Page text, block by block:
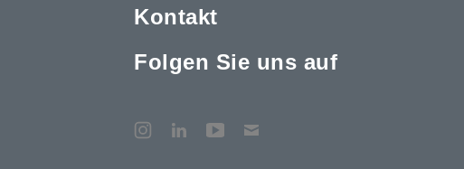
Kontakt
Folgen Sie uns auf